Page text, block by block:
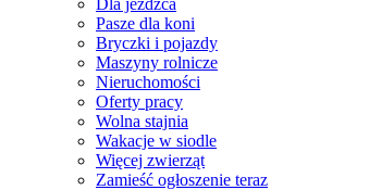
Dla jeźdźca
Pasze dla koni
Bryczki i pojazdy
Maszyny rolnicze
Nieruchomości
Oferty pracy
Wolna stajnia
Wakacje w siodle
Więcej zwierząt
Zamieść ogłoszenie teraz